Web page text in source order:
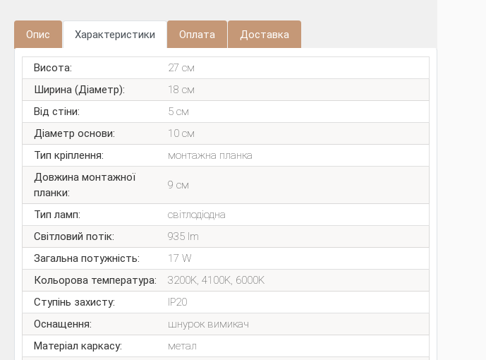
Опис Характеристики Оплата Доставка
Висота:
27 см
Ширина (Діаметр):
18 см
Від стіни:
5 см
Діаметр основи:
10 см
Тип кріплення:
монтажна планка
Довжина монтажної
планки:
9 см
Тип ламп:
світлодіодна
Світловий потік:
935 lm
Загальна потужність:
17 W
Кольорова температура:
3200K, 4100K, 6000K
Ступінь захисту:
IP20
Оснащення:
шнурок вимикач
Матеріал каркасу:
метал